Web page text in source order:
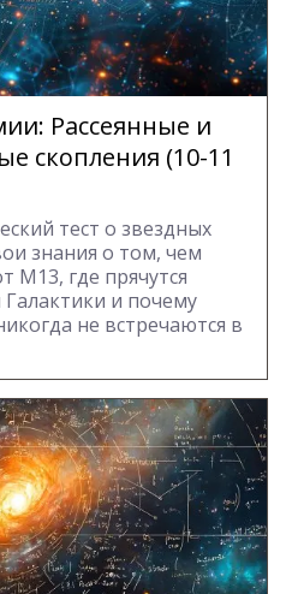
Рассеянные и
скопления (10-11
тест о звездных
знания о том, чем
М13, где прячутся
и почему
не встречаются в